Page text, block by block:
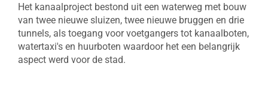
Het kanaalproject bestond uit een waterweg met bouw
van twee nieuwe sluizen, twee nieuwe bruggen en drie
tunnels, als toegang voor voetgangers tot kanaalboten,
watertaxi's en huurboten waardoor het een belangrijk
aspect werd voor de stad.